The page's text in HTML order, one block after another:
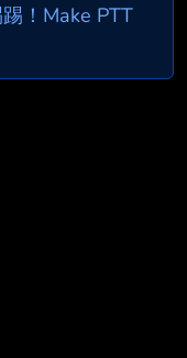
！Make PTT